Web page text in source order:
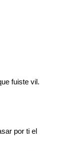
fuiste vil.
por ti el